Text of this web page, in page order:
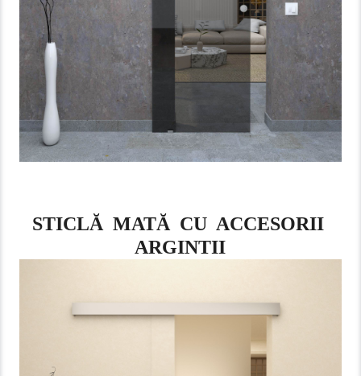
STICLĂ MATĂ CU ACCESORII
ARGINTII